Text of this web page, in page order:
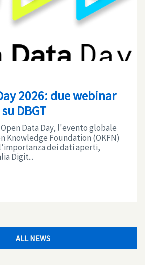
2026: due webinar
DBGT
Data Day, l'evento globale
Knowledge Foundation (OKFN)
dei dati aperti,
Digit...
ALL NEWS